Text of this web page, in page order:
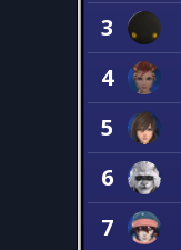
3
4
5
6
7